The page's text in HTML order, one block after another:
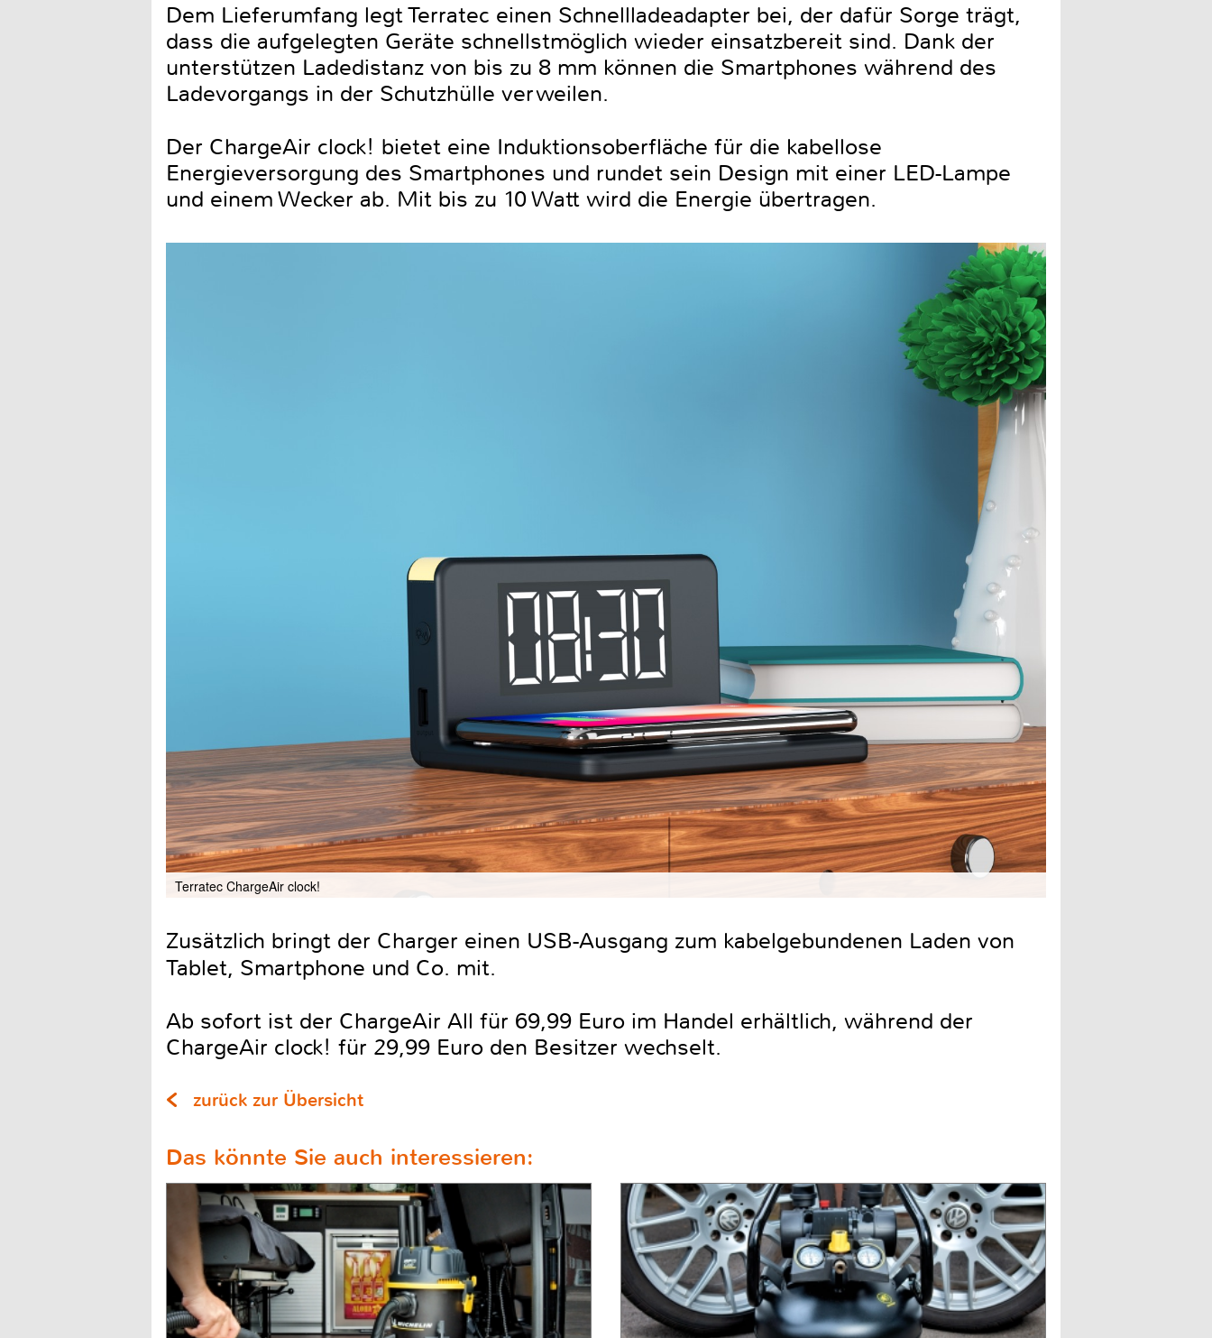
Dem Lieferumfang legt Terratec einen Schnellladeadapter bei, der dafür Sorge trägt,
dass die aufgelegten Geräte schnellstmöglich wieder einsatzbereit sind. Dank der
unterstützen Ladedistanz von bis zu 8 mm können die Smartphones während des
Ladevorgangs in der Schutzhülle verweilen.
Der ChargeAir clock! bietet eine Induktionsoberfläche für die kabellose
Energieversorgung des Smartphones und rundet sein Design mit einer LED-Lampe
und einem Wecker ab. Mit bis zu 10 Watt wird die Energie übertragen.
Terratec ChargeAir clock!
Zusätzlich bringt der Charger einen USB-Ausgang zum kabelgebundenen Laden von
Tablet, Smartphone und Co. mit.
Ab sofort ist der ChargeAir All für 69,99 Euro im Handel erhältlich, während der
ChargeAir clock! für 29,99 Euro den Besitzer wechselt.
zurück zur Übersicht
Das könnte Sie auch interessieren: